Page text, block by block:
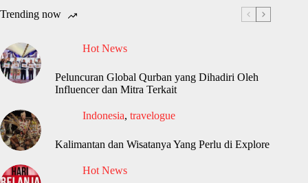
Trending now
Hot News
Peluncuran Global Qurban yang Dihadiri Oleh
Influencer dan Mitra Terkait
Indonesia, travelogue
Kalimantan dan Wisatanya Yang Perlu di Explore
Hot News